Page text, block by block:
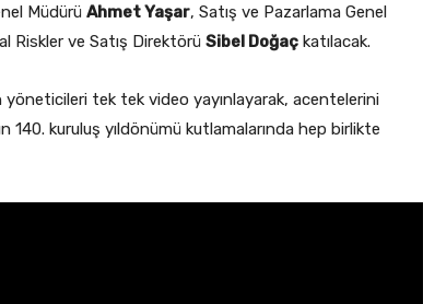
Müdürü Ahmet Yaşar, Satış ve Pazarlama Genel
Riskler ve Satış Direktörü Sibel Doğaç katılacak.
tek tek video yayınlayarak, acentelerini
140. kuruluş yıldönümü kutlamalarında hep birlikte